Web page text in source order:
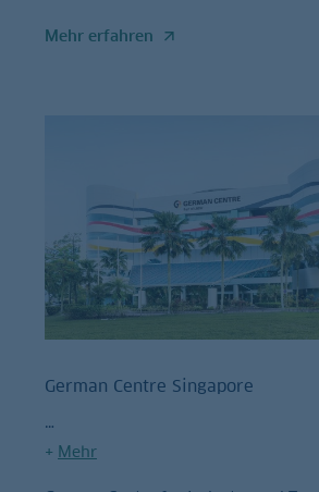
Mehr erfahren
German Centre Singapore
+ Mehr